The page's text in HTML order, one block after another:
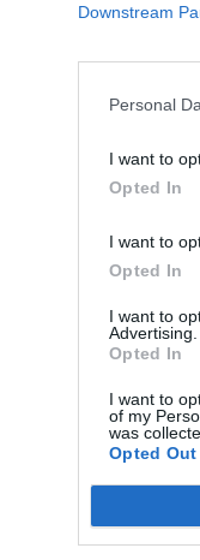
Downstream
Personal
I want to
Opted In
I want to
Opted In
I want to
Advertising.
Opted In
I want to
of my
was
Opted Out
se non
di
holding